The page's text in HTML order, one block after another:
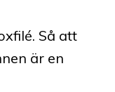
Så att
är en